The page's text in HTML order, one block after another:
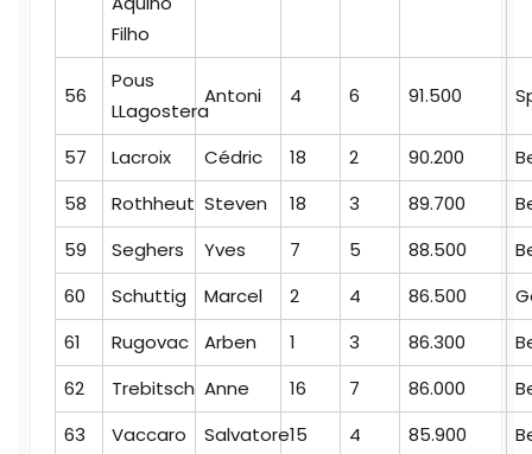
Filho
56
Pous
LLagostera
Antoni 4 6 91.500
57 Lacroix Cédric 18 2 90.200
58
Rothheut Steven 18 3 89.700
59
Seghers Yves 7 5 88.500
60
Schuttig Marcel 2 4 86.500
61
Rugovac Arben 1 3 86.300
62
Trebitsch Anne 16 7 86.000
63
Vaccaro Salvatore15 4 85.900